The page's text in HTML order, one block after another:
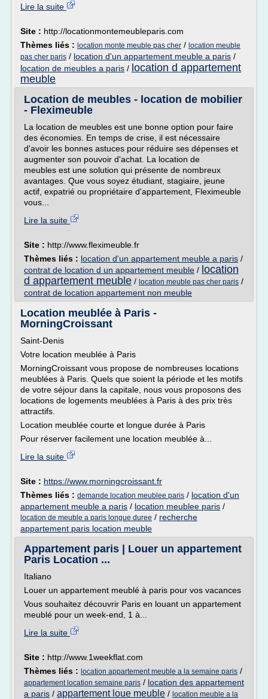
Lire la suite
Site : http://locationmontemeubleparis.com
Thèmes liés : location monte meuble pas cher / location meuble
pas cher paris / location d'un appartement meuble a paris /
location de meubles a paris / location d appartement
meuble
Location de meubles - location de mobilier
- Fleximeuble
La location de meubles est une bonne option pour faire
des économies. En temps de crise, il est nécessaire
d'avoir les bonnes astuces pour réduire ses dépenses et
augmenter son pouvoir d'achat. La location de
meubles est une solution qui présente de nombreux
avantages. Que vous soyez étudiant, stagiaire, jeune
actif, expatrié ou propriétaire d'appartement, Fleximeuble
vous...
Lire la suite
Site : http://www.fleximeuble.fr
Thèmes liés : location d'un appartement meuble a paris /
contrat de location d un appartement meuble / location
d appartement meuble / location meuble pas cher paris /
contrat de location appartement non meuble
Location meublée à Paris -
MorningCroissant
Saint-Denis
Votre location meublée à Paris
MorningCroissant vous propose de nombreuses locations
meublées à Paris. Quels que soient la période et les motifs
de votre séjour dans la capitale, nous vous proposons des
locations de logements meublées à Paris à des prix très
attractifs.
Location meublée courte et longue durée à Paris
Pour réserver facilement une location meublée à...
Lire la suite
Site : https://www.morningcroissant.fr
Thèmes liés : demande location meublee paris / location d'un
appartement meuble a paris / location meublee paris /
location de meuble a paris longue duree / recherche
appartement paris location meuble
Appartement paris | Louer un appartement
Paris Location ...
Italiano
Louer un appartement meublé à paris pour vos vacances
Vous souhaitez découvrir Paris en louant un appartement
meublé pour un week-end, 1 à...
Lire la suite
Site : http://www.1weekflat.com
Thèmes liés : location appartement meuble a la semaine paris /
appartement location semaine paris / location des appartement
a paris / appartement loue meuble / location meuble a la